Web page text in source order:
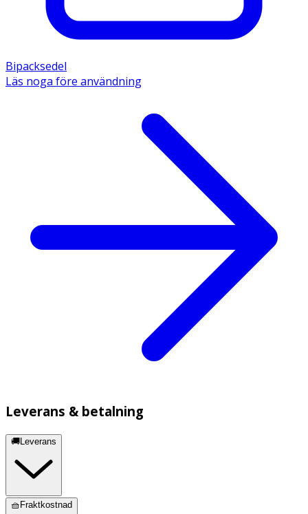
Bipacksedel
Läs noga före användning
Leverans & betalning
🚚Leverans
🧺Fraktkostnad